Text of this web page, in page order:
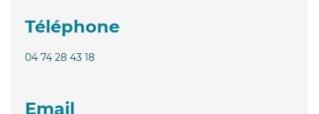
Téléphone
04 74 28 43 18
Email